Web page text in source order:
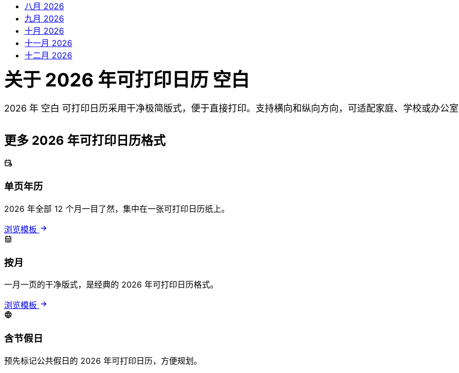
八月 2026
九月 2026
十月 2026
十一月 2026
十二月 2026
关于 2026 年可打印日历 空白
2026 年 空白 可打印日历采用干净极简版式，便于直接打印。支持横向和纵向方向，可适配家庭、学校或办公室
更多 2026 年可打印日历格式
单页年历
2026 年全部 12 个月一目了然，集中在一张可打印日历纸上。
浏览模板
按月
一月一页的干净版式，是经典的 2026 年可打印日历格式。
浏览模板
含节假日
预先标记公共假日的 2026 年可打印日历，方便规划。